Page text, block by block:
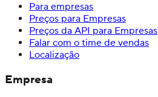
Para empresas
Preços para Empresas
Preços da API para Empresas
Falar com o time de vendas
Localização
Empresa